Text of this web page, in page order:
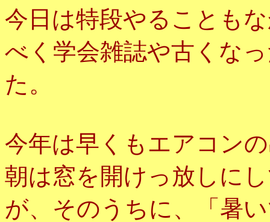
今日は特段やることも
べく学会雑誌や古くな
た。
今年は早くもエアコン
朝は窓を開けっ放しに
が、そのうちに、「暑